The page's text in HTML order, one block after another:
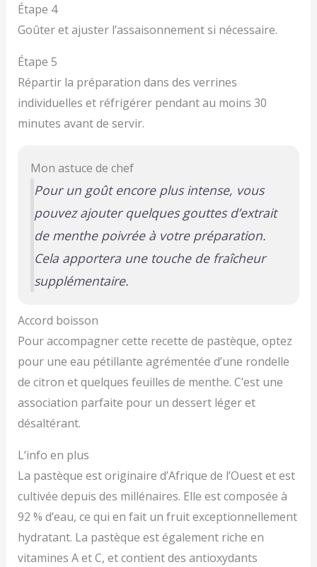
Étape 4
Goûter et ajuster l’assaisonnement si nécessaire.
Étape 5
Répartir la préparation dans des verrines
individuelles et réfrigérer pendant au moins 30
minutes avant de servir.
Mon astuce de chef
Pour un goût encore plus intense, vous
pouvez ajouter quelques gouttes d’extrait
de menthe poivrée à votre préparation.
Cela apportera une touche de fraîcheur
supplémentaire.
Accord boisson
Pour accompagner cette recette de pastèque, optez
pour une eau pétillante agrémentée d’une rondelle
de citron et quelques feuilles de menthe. C’est une
association parfaite pour un dessert léger et
désaltérant.
L’info en plus
La pastèque est originaire d’Afrique de l’Ouest et est
cultivée depuis des millénaires. Elle est composée à
92 % d’eau, ce qui en fait un fruit exceptionnellement
hydratant. La pastèque est également riche en
vitamines A et C, et contient des antioxydants